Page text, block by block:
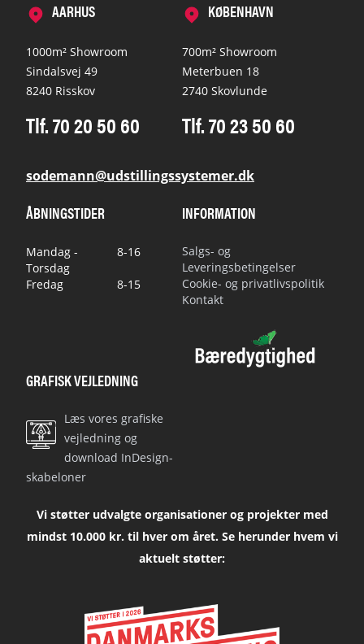
AARHUS
1000m² Showroom
Sindalsvej 49
8240 Risskov
Tlf. 70 20 50 60
sodemann@udstillingssystemer.dk
KØBENHAVN
700m² Showroom
Meterbuen 18
2740 Skovlunde
Tlf. 70 23 50 60
ÅBNINGSTIDER
Mandag -
Torsdag
8-16
Fredag 8-15
INFORMATION
Salgs- og
Leveringsbetingelser
Cookie- og privatlivspolitik
Kontakt
GRAFISK VEJLEDNING
Læs vores grafiske
vejledning og
download InDesign-
skabeloner
Vi støtter udvalgte organisationer og projekter med
mindst 10.000 kr. til hver om året. Se herunder hvem vi
aktuelt støtter: